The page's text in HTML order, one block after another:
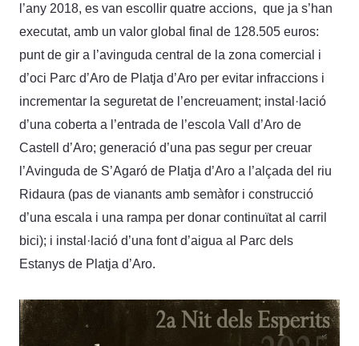
l’any 2018, es van escollir quatre accions, que ja s’han
executat, amb un valor global final de 128.505 euros:
punt de gir a l’avinguda central de la zona comercial i
d’oci Parc d’Aro de Platja d’Aro per evitar infraccions i
incrementar la seguretat de l’encreuament; instal·lació
d’una coberta a l’entrada de l’escola Vall d’Aro de
Castell d’Aro; generació d’una pas segur per creuar
l’Avinguda de S’Agaró de Platja d’Aro a l’alçada del riu
Ridaura (pas de vianants amb semàfor i construcció
d’una escala i una rampa per donar continuïtat al carril
bici); i instal·lació d’una font d’aigua al Parc dels
Estanys de Platja d’Aro.